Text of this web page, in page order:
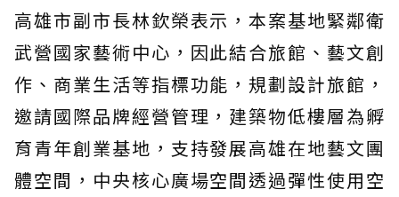
高雄市副市長林欽榮表示，本案基地緊鄰衛
武營國家藝術中心，因此結合旅館、藝文創
作、商業生活等指標功能，規劃設計旅館，
邀請國際品牌經營管理，建築物低樓層為孵
育青年創業基地，支持發展高雄在地藝文團
體空間，中央核心廣場空間透過彈性使用空